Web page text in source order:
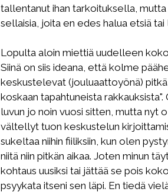
tallentanut ihan tarkoituksella, mutta
sellaisia, joita en edes halua etsiä tai
Lopulta aloin miettiä uudelleen
Siinä on siis ideana, että kolme
keskustelevat (jouluaattoyönä)
koskaan tapahtuneista
luvun jo noin vuosi sitten, mutta nyt
vältellyt tuon keskustelun
sukeltaa niihin fiiliksiin, kun olen
niitä niin pitkän aikaa. Joten minun
kohtaus uusiksi tai jättää se pois
psyykata itseni sen läpi. En tiedä